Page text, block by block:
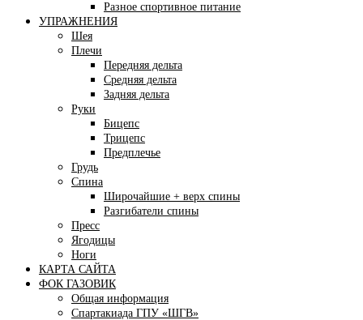
Разное спортивное питание
УПРАЖНЕНИЯ
Шея
Плечи
Передняя дельта
Средняя дельта
Задняя дельта
Руки
Бицепс
Трицепс
Предплечье
Грудь
Спина
Широчайшие + верх спины
Разгибатели спины
Пресс
Ягодицы
Ноги
КАРТА САЙТА
ФОК ГАЗОВИК
Общая информация
Спартакиада ГПУ «ШГВ»